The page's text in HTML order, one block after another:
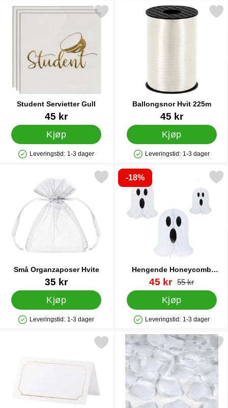
Student Servietter Gull
Varenummer 27846
45 kr
Kjøp
Produkttilgjengelighet: På lager
Leveringstid: 1-3 dager
Merk student Servietter Gull som favoritt
Ballongsnor Hvit 225m
Varenummer 41404
45 kr
Kjøp
Produkttilgjengelighet: På lager
Leveringstid: 1-3 dager
Merk ballongsnor Hvit
Små Organzaposer Hvite
Varenummer 24654
35 kr
Kjøp
Produkttilgjengelighet: På lager
Leveringstid: 1-3 dager
Merk små Organzaposer Hvite som favoritt
-18%
Hengende Honeycomb
Spøkelser 3-pakning
Varenummer 88941
ny pris
45 kr gammel pris
55 kr
Kjøp
Produkttilgjengelighet: På lager
Leveringstid: 1-3 dager
Merk hengende Honeycomb
Merk bordkort med Gullramme som favorittMerk hvite Roseblader